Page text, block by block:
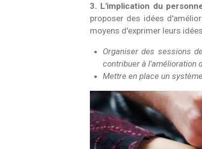
3. L'implication du
proposer des idées
moyens d'exprimer leurs
Organiser des sessions
contribuer à l'amélioration
Mettre en place un